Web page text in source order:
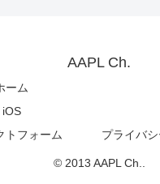
AAPL Ch.
ーム
iOS
トフォーム
プライバ
© 2013 AAPL Ch..